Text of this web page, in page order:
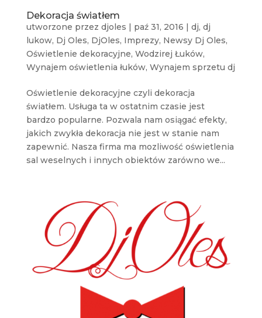
Dekoracja światłem
utworzone przez djoles | paź 31, 2016 | dj, dj
lukow, Dj Oles, DjOles, Imprezy, Newsy Dj Oles,
Oświetlenie dekoracyjne, Wodzirej Łuków,
Wynajem oświetlenia łuków, Wynajem sprzetu dj
Oświetlenie dekoracyjne czyli dekoracja
światłem. Usługa ta w ostatnim czasie jest
bardzo popularne. Pozwala nam osiągać efekty,
jakich zwykła dekoracja nie jest w stanie nam
zapewnić. Nasza firma ma mozliwość oświetlenia
sal weselnych i innych obiektów zarówno we...